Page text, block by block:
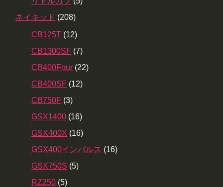
ネイキッド (208)
CB125T (12)
CB1300SF (7)
CB400Four (22)
CB400SF (12)
CB750F (3)
GSX1400 (16)
GSX400X (16)
GSX400インパルス (16)
GSX750S (5)
RZ250 (5)